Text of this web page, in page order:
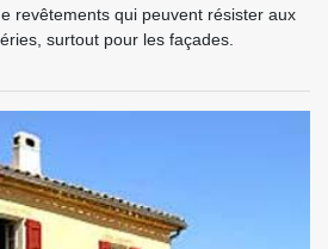
revêtements qui peuvent résister aux
surtout pour les façades.